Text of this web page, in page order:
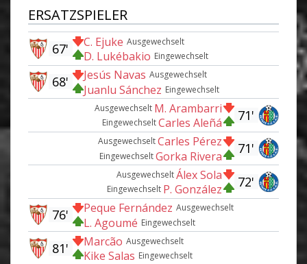
ERSATZSPIELER
Ausgewechselt
C. Ejuke
Eingewechselt
D. Lukébakio
67'
Ausgewechselt
Jesús Navas
Eingewechselt
Juanlu Sánchez
68'
71'
Ausgewechselt M. Arambarri
EingewechseltCarles Aleñá
71'
AusgewechseltCarles Pérez
EingewechseltGorka Rivera
72'
AusgewechseltÁlex Sola
Eingewechselt P. González
Ausgewechselt
Peque Fernández
Eingewechselt
L. Agoumé
76'
Ausgewechselt
Marcão
Eingewechselt
Kike Salas
81'